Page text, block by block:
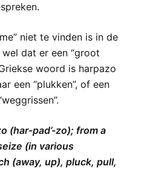
niet te vinden is in de
dat er een “groot
woord is harpazo
een “plukken”, of een
(har-pad’-zo); from a
(in various
(away, up), pluck, pull,